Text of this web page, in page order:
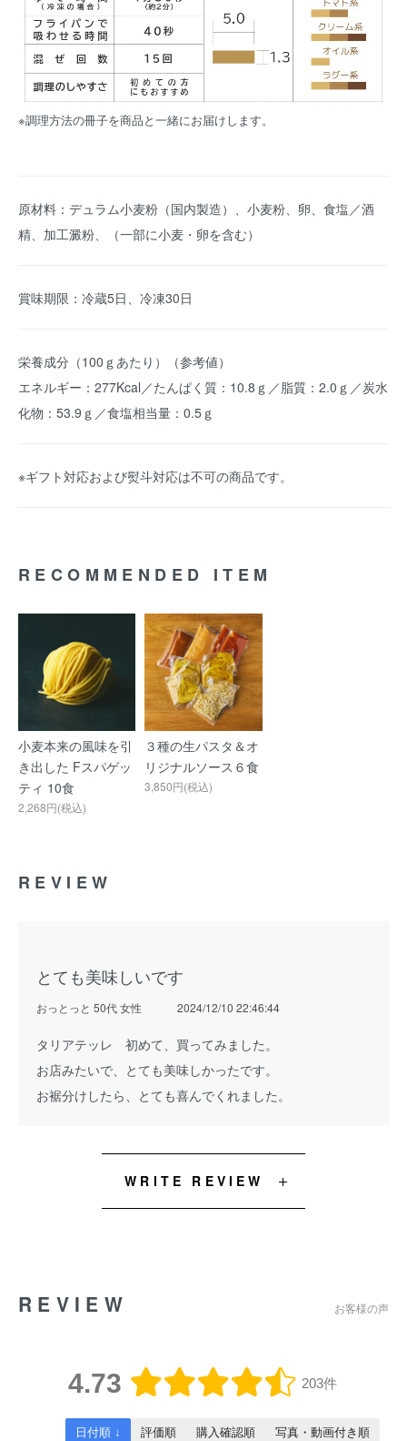
※調理方法の冊子を商品と一緒にお届けします。
原材料：デュラム小麦粉（国内製造）、小麦粉、卵、食塩／酒
精、加工澱粉、（一部に小麦・卵を含む）
賞味期限：冷蔵5日、冷凍30日
栄養成分（100ｇあたり）（参考値）
エネルギー：277Kcal／たんぱく質：10.8ｇ／脂質：2.0ｇ／炭水
化物：53.9ｇ／食塩相当量：0.5ｇ
※ギフト対応および熨斗対応は不可の商品です。
RECOMMENDED ITEM
小麦本来の風味を引
き出した Fスパゲッ
ティ 10食
2,268円(税込)
３種の生パスタ＆オ
リジナルソース６食
3,850円(税込)
REVIEW
とても美味しいです
おっとっと 50代 女性 2024/12/10 22:46:44
タリアテッレ 初めて、買ってみました。
お店みたいで、とても美味しかったです。
お裾分けしたら、とても喜んでくれました。
WRITE REVIEW
REVIEW お客様の声
4.73 203件
日付順 ↓ 評価順 購入確認順 写真・動画付き順